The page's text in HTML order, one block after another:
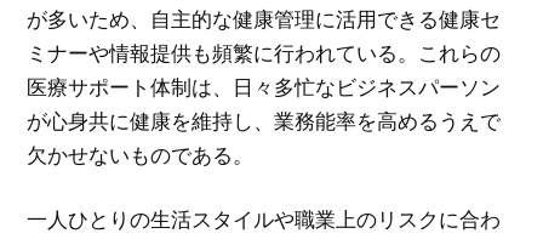
が多いため、自主的な健康管理に活用できる健康セ
ミナーや情報提供も頻繁に行われている。これらの
医療サポート体制は、日々多忙なビジネスパーソン
が心身共に健康を維持し、業務能率を高めるうえで
欠かせないものである。
一人ひとりの生活スタイルや職業上のリスクに合わ